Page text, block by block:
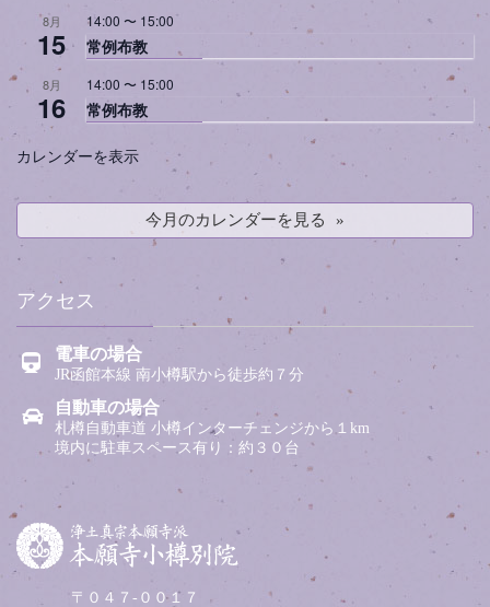
8月
15
14:00 〜 15:00
常例布教
8月
16
14:00 〜 15:00
常例布教
カレンダーを表示
今月のカレンダーを見る
アクセス
電車の場合
JR函館本線 南小樽駅から徒歩約７分
自動車の場合
札樽自動車道 小樽インターチェンジから１km
境内に駐車スペース有り：約３０台
〒０４７-００１７